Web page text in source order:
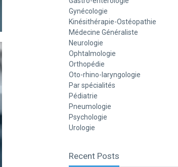
Gynécologie
Kinésithérapie-Ostéopathie
Médecine Généraliste
Neurologie
Ophtalmologie
Orthopédie
Oto-rhino-laryngologie
Par spécialités
Pédiatrie
Pneumologie
Psychologie
Urologie
Recent Posts